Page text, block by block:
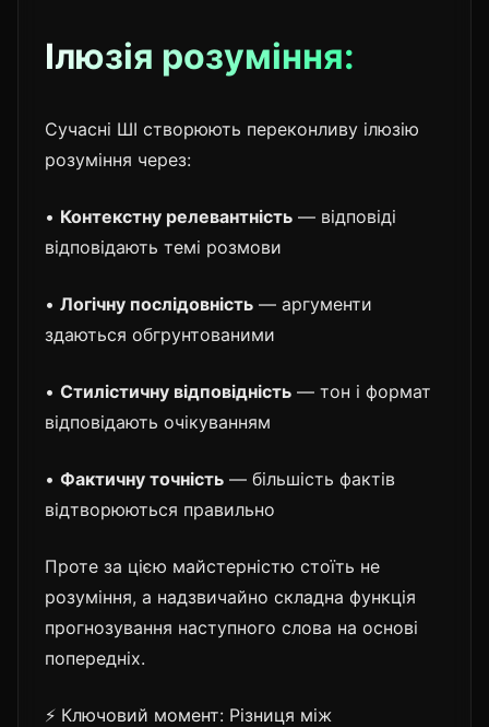
Ілюзія розуміння:
Сучасні ШІ створюють переконливу ілюзію
розуміння через:
• Контекстну релевантність — відповіді
відповідають темі розмови
• Логічну послідовність — аргументи
здаються обгрунтованими
• Стилістичну відповідність — тон і формат
відповідають очікуванням
• Фактичну точність — більшість фактів
відтворюються правильно
Проте за цією майстерністю стоїть не
розуміння, а надзвичайно складна функція
прогнозування наступного слова на основі
попередніх.
⚡ Ключовий момент: Різниця між